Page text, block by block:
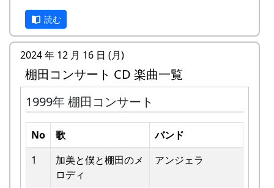
ガーの“坂庭省悟さん”を始め審査員の方が見守る
中、毎年優秀バンドが表彰されました。
私達は、この「棚田のうた ～ふるさと加美の里
へ～」で出場した年、“２位”に入ることができま
した。賞品は何と！「地元産の卵、半年分」でし
た。
田んぼの真ん中で山積みの卵の箱を受け取り、バ
ンドメンバーで分けて持って帰ろうとしてたら、
他のバンドに目茶苦茶うらやましがられたのを覚
えています。
予告編
読む
2024 年 12 月 16 日 (月)
棚田コンサート CD 楽曲一覧
1999年 棚田コンサート
No 歌
バンド
1
加美と僕と棚⽥のメ
ロディ
アンジェラ